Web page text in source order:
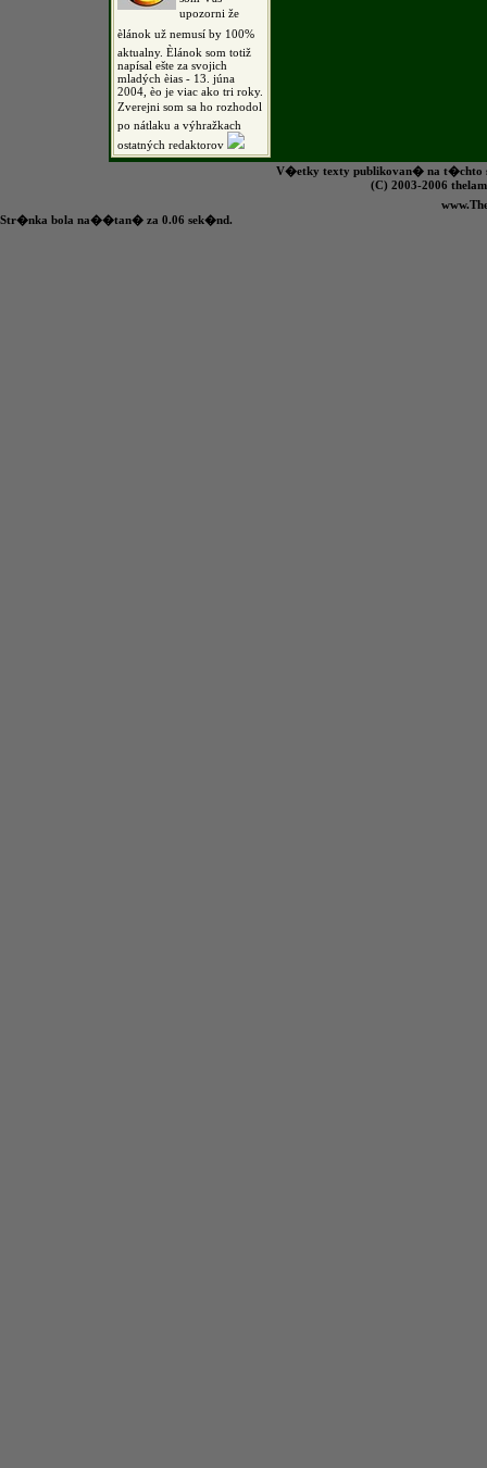
upozorni že
èlánok už nemusí by 100%
aktualny. Èlánok som totiž
napísal ešte za svojich
mladých èias - 13. júna
2004, èo je viac ako tri roky.
Zverejni som sa ho rozhodol
po nátlaku a výhražkach
ostatných redaktorov
V�etky texty publikovan� na t�chto
(C) 2003-2006
Str�nka bola na��tan� za 0.06 sek�nd.